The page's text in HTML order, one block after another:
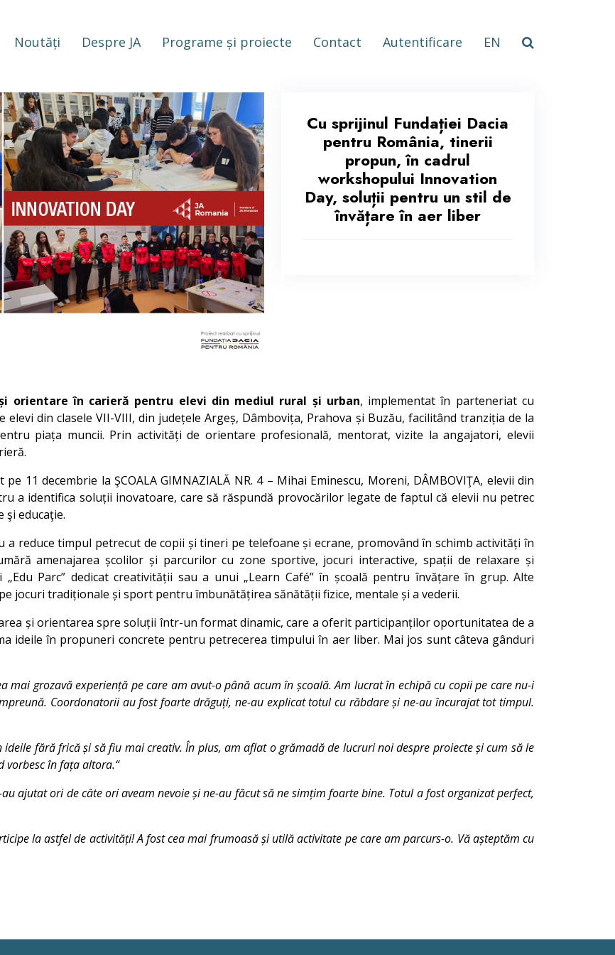
Noutăți Despre JA Programe și proiecte Contact Autentificare EN
Cu sprijinul Fundației Dacia
pentru România, tinerii
propun, în cadrul
workshopului Innovation
Day, soluții pentru un stil de
învățare în aer liber
orientare în carieră pentru elevi din mediul rural și urban, implementat în parteneriat cu
elevi din clasele VII-VIII, din județele Argeș, Dâmbovița, Prahova și Buzău, facilitând tranziția de la
piața muncii. Prin activități de orientare profesională, mentorat, vizite la angajatori, elevii
pe 11 decembrie la ŞCOALA GIMNAZIALĂ NR. 4 – Mihai Eminescu, Moreni, DÂMBOVIŢA, elevii din
a identifica soluții inovatoare, care să răspundă provocărilor legate de faptul că elevii nu petrec
educaţie.
reduce timpul petrecut de copii și tineri pe telefoane și ecrane, promovând în schimb activități în
amenajarea școlilor și parcurilor cu zone sportive, jocuri interactive, spații de relaxare și
Parc” dedicat creativității sau a unui „Learn Café” în școală pentru învățare în grup. Alte
jocuri tradiționale și sport pentru îmbunătățirea sănătății fizice, mentale și a vederii.
și orientarea spre soluții într-un format dinamic, care a oferit participanților oportunitatea de a
ideile în propuneri concrete pentru petrecerea timpului în aer liber. Mai jos sunt câteva gânduri
mai grozavă experiență pe care am avut-o până acum în școală. Am lucrat în echipă cu copii pe care nu-i
Coordonatorii au fost foarte drăguți, ne-au explicat totul cu răbdare și ne-au încurajat tot timpul.
fără frică și să fiu mai creativ. În plus, am aflat o grămadă de lucruri noi despre proiecte și cum să le
vorbesc în fața altora.“
ajutat ori de câte ori aveam nevoie și ne-au făcut să ne simțim foarte bine. Totul a fost organizat perfect,
la astfel de activități! A fost cea mai frumoasă și utilă activitate pe care am parcurs-o. Vă așteptăm cu